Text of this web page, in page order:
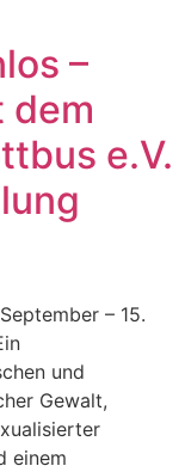
–
dem
e.V.
– 15.
und
Gewalt,
einem